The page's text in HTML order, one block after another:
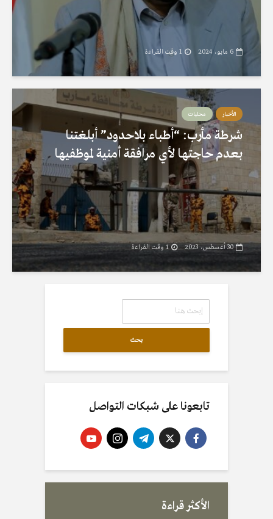
6 مايو، 2024 1 وقت القراءة
الأخبار محليات
شرطة مأرب: “أطباء بلاحدود” أبلغتنا
بعدم حاجتها لأي مرافقة أمنية لموظفيها
30 أغسطس، 2023 1 وقت القراءة
بحث
تابعونا على شبكات التواصل
الأكثر قراءة